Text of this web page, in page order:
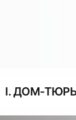
I. ДОМ-